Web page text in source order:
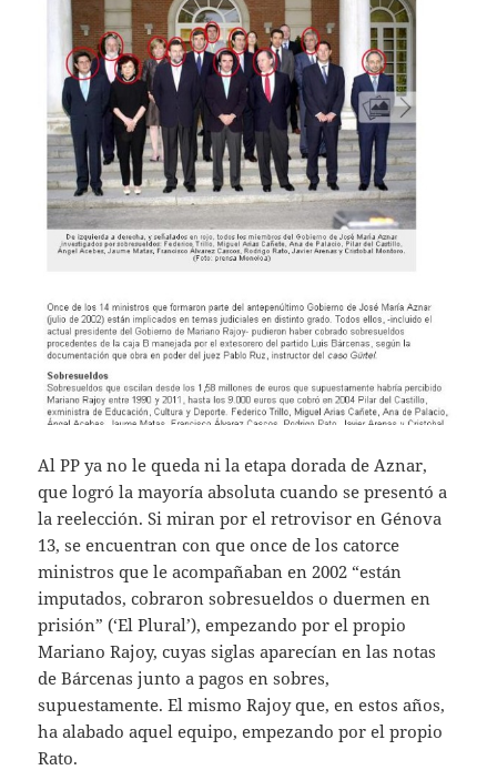
Al PP ya no le queda ni la etapa dorada de Aznar,
que logró la mayoría absoluta cuando se presentó a
la reelección. Si miran por el retrovisor en Génova
13, se encuentran con que once de los catorce
ministros que le acompañaban en 2002 “están
imputados, cobraron sobresueldos o duermen en
prisión” (‘El Plural’), empezando por el propio
Mariano Rajoy, cuyas siglas aparecían en las notas
de Bárcenas junto a pagos en sobres,
supuestamente. El mismo Rajoy que, en estos años,
ha alabado aquel equipo, empezando por el propio
Rato.